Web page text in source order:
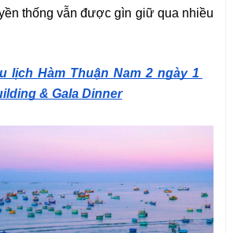
thống vẫn được gìn giữ qua nhiều
lịch Hàm Thuận Nam 2 ngày 1
& Gala Dinner